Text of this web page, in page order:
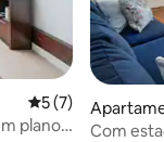
5 de uma
5 (7)
plano
Centre
Com